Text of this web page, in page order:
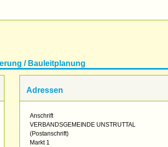
/ Bauleitplanung
Adressen
Anschrift
VERBANDSGEMEINDE UNSTRUTTAL
(Postanschrift)
Markt 1